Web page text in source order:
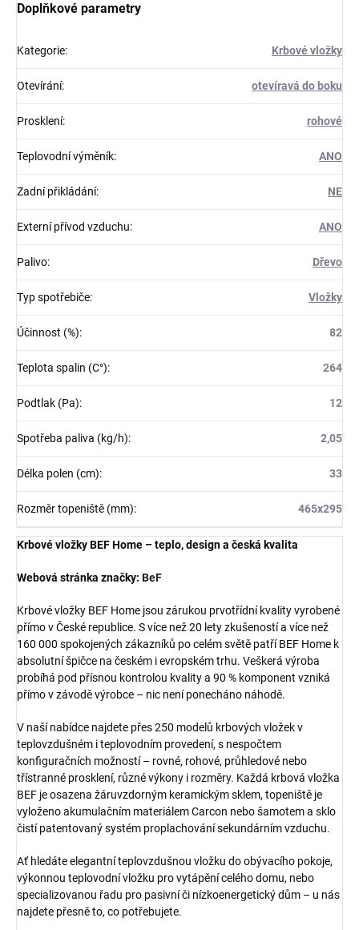
Doplňkové parametry
Kategorie: Krbové vložky
Otevírání: otevíravá do boku
Prosklení: rohové
Teplovodní výměník: ANO
Zadní přikládání: NE
Externí přívod vzduchu: ANO
Palivo: Dřevo
Typ spotřebiče: Vložky
Účinnost (%): 82
Teplota spalin (C°): 264
Podtlak (Pa): 12
Spotřeba paliva (kg/h): 2,05
Délka polen (cm): 33
Rozměr topeniště (mm): 465x295
Krbové vložky BEF Home – teplo, design a česká kvalita
Webová stránka značky: BeF
Krbové vložky BEF Home jsou zárukou prvotřídní kvality vyrobené
přímo v České republice. S více než 20 lety zkušeností a více než
160 000 spokojených zákazníků po celém světě patří BEF Home k
absolutní špičce na českém i evropském trhu. Veškerá výroba
probíhá pod přísnou kontrolou kvality a 90 % komponent vzniká
přímo v závodě výrobce – nic není ponecháno náhodě.
V naší nabídce najdete přes 250 modelů krbových vložek v
teplovzdušném i teplovodním provedení, s nespočtem
konfiguračních možností – rovné, rohové, průhledové nebo
třístranné prosklení, různé výkony i rozměry. Každá krbová vložka
BEF je osazena žáruvzdorným keramickým sklem, topeniště je
vyloženo akumulačním materiálem Carcon nebo šamotem a sklo
čistí patentovaný systém proplachování sekundárním vzduchu.
Ať hledáte elegantní teplovzdušnou vložku do obývacího pokoje,
výkonnou teplovodní vložku pro vytápění celého domu, nebo
specializovanou řadu pro pasivní či nízkoenergetický dům – u nás
najdete přesně to, co potřebujete.